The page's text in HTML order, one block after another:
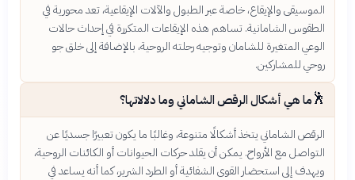
الموسيقى والإيقاع، خاصة عبر الطبول والآلات الإيقاعية، تعد محورية في
الطقوس الشامانية. تساهم هذه الإيقاعات المتكررة في إحداث حالات
الوعي المتغيرة للشامان وتوجيه رحلته الروحية، بالإضافة إلى خلق جو
روحي للمشاركين.
🕺ما هي أشكال الرقص الشاماني وما دلالاتها؟
الرقص الشاماني يتخذ أشكالًا متنوعة، وغالبًا ما يكون تعبيرًا جسديًا عن
التواصل مع الأرواح. يمكن أن يقلد حركات الحيوانات أو الكائنات الروحية،
ويهدف إلى استحضار القوى الشفائية أو الطرد الشرير، كما أنه يساعد في